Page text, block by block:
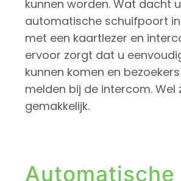
kunnen worden. Wat dacht
automatische schuifpoort
met een kaartlezer en
ervoor zorgt dat u
kunnen komen en
melden bij de intercom. Wel
gemakkelijk.
Automatische